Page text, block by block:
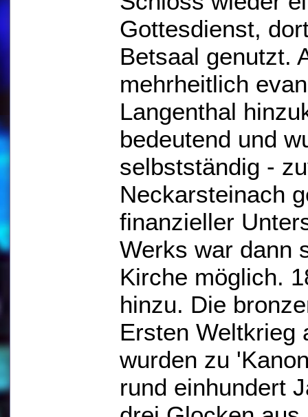
Gottesdienst,
Betsaal genutzt.
mehrheitlich
Langenthal
bedeutend und
selbstständig -
Neckarsteinach
finanzieller
Werks war dann
Kirche möglich.
hinzu. Die
Ersten Weltkrieg
wurden zu
rund einhundert